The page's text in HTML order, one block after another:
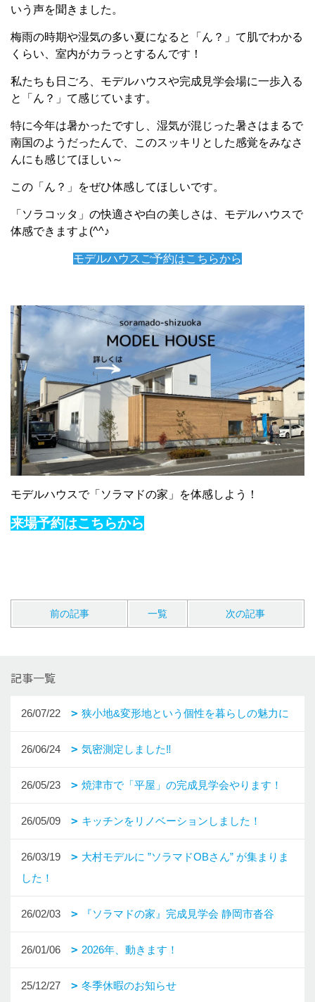
いう声を聞きました。
梅雨の時期や湿気の多い夏になると「ん？」て肌でわかる
くらい、室内がカラっとするんです！
私たちも日ごろ、モデルハウスや完成見学会場に一歩入る
と「ん？」て感じています。
特に今年は暑かったですし、湿気が混じった暑さはまるで
南国のようだったんで、このスッキリとした感覚をみなさ
んにも感じてほしい～
この「ん？」をぜひ体感してほしいです。
「ソラコッタ」の快適さや白の美しさは、モデルハウスで
体感できますよ(^^♪
モデルハウスご予約はこちらから
モデルハウスで「ソラマドの家」を体感しよう！
来場予約はこちらから
前の記事 一覧 次の記事
記事一覧
26/07/22 狭小地&変形地という個性を暮らしの魅力に
26/06/24 気密測定しました‼
26/05/23 焼津市で「平屋」の完成見学会やります！
26/05/09 キッチンをリノベーションしました！
26/03/19
大村モデルに ”ソラマドOBさん” が集まりま
した！
26/02/03 『ソラマドの家』完成見学会 静岡市沓谷
26/01/06 2026年、動きます！
25/12/27 冬季休暇のお知らせ